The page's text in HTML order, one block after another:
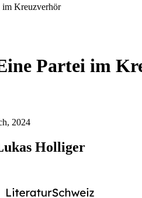
im Kreuzverhör
Partei im
2024
Holliger